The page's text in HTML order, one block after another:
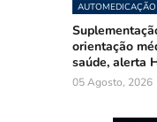
AUTOMEDICAÇÃO
orientação
saúde, alerta
05 Agosto, 2026